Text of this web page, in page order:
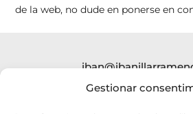
Gestionar
de la web, no dude en ponerse en
SHOP